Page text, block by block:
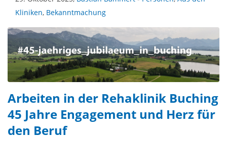
Kliniken, Bekanntmachung
Arbeiten in der Rehaklinik Buching
45 Jahre Engagement und Herz für
den Beruf